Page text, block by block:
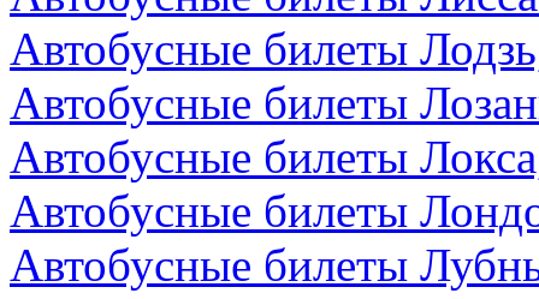
Автобусные билеты
Автобусные билеты
Автобусные билеты
Автобусные билеты
Автобусные билеты